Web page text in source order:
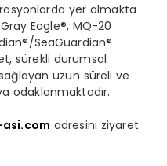
yer almakta
Eagle®, MQ-20
SeaGuardian®
sürekli durumsal
uzun süreli ve
odaklanmaktadır.
adresini ziyaret